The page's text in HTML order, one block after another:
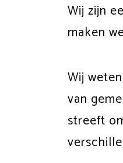
Wij zijn
maken
Wij
van
streeft